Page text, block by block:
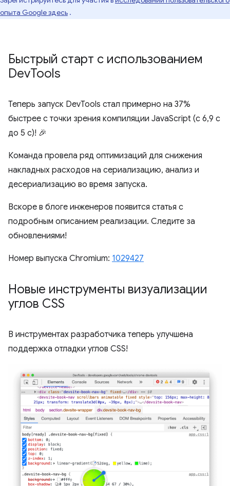
опыта Google здесь .
Быстрый старт с использованием
DevTools
Теперь запуск DevTools стал примерно на 37%
быстрее с точки зрения компиляции JavaScript (с 6,9 с
до 5 с)! 🎉
Команда провела ряд оптимизаций для снижения
накладных расходов на сериализацию, анализ и
десериализацию во время запуска.
Вскоре в блоге инженеров появится статья с
подробным описанием реализации. Следите за
обновлениями!
Номер выпуска Chromium: 1029427
Новые инструменты визуализации
углов CSS
В инструментах разработчика теперь улучшена
поддержка отладки углов CSS!